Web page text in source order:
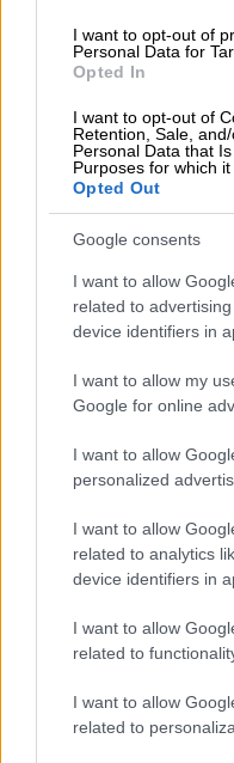
I want to opt-out of
Personal Data for
Opted In
I want to opt-out of
Retention, Sale,
Personal Data that
Purposes for which it
Opted Out
Google consents
I want to allow
related to
device identifiers in
I want to allow my
Google for online
I want to allow
personalized
I want to allow
related to analytics
device identifiers in
I want to allow
related to
I want to allow
related to
Η αστυνομία του
σε κατασχέσεις
εκατ. ευρώ)που
εγκληματιών.
Η ανωνυμία δεν
Μία μεγάλη
bitcoinκαι άλλων
ότι
λόγω της
τους κατόχους
Ωστόσο, όπως
κατάσχεση από τις
μεγάλων ποσών σε
ως λύτρα σε μία
διασφαλίζει τους
εντοπισθούν και
κρυπτονομίσματά
Όλες οι ειδήσεις